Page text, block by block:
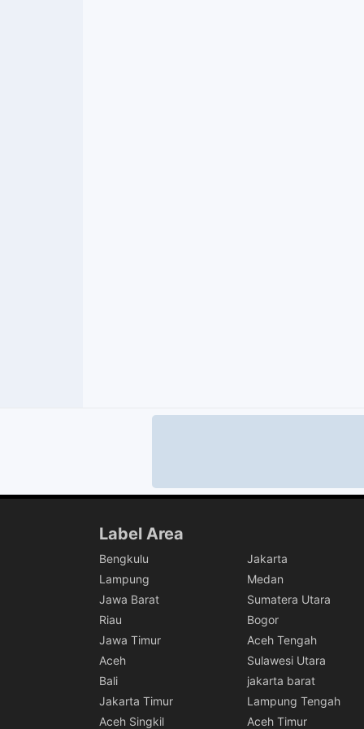
Label Area
Bengkulu
Jakarta
Lampung
Medan
Jawa Barat
Sumatera Utara
Riau
Bogor
Jawa Timur
Aceh Tengah
Aceh
Sulawesi Utara
Bali
jakarta barat
Jakarta Timur
Lampung Tengah
Aceh Singkil
Aceh Timur